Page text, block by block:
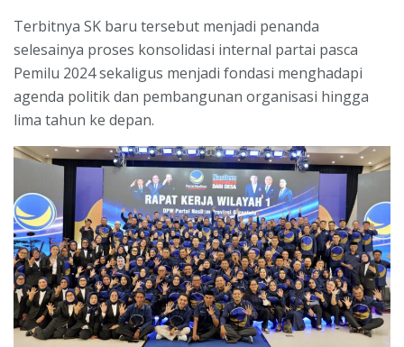
Terbitnya SK baru tersebut menjadi penanda
selesainya proses konsolidasi internal partai pasca
Pemilu 2024 sekaligus menjadi fondasi menghadapi
agenda politik dan pembangunan organisasi hingga
lima tahun ke depan.